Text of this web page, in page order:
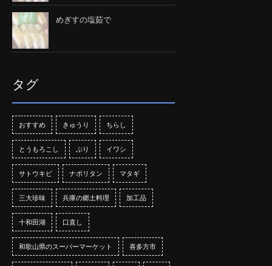
めぎすの塩茹で
タグ
おすすめ きゅうり ちらし
とうもろこし ぶり イワシ
サトウキビ ナポリタン マタギ
三大珍味 兵庫の郷土料理 加工品
十和田湖 口直し
和歌山県のスーパーマーケット 喜多方市